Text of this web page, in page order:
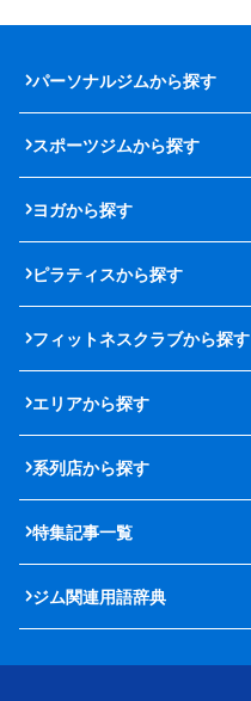
パーソナルジムから探す
スポーツジムから探す
ヨガから探す
ピラティスから探す
フィットネスクラブから探す
エリアから探す
系列店から探す
特集記事一覧
ジム関連用語辞典